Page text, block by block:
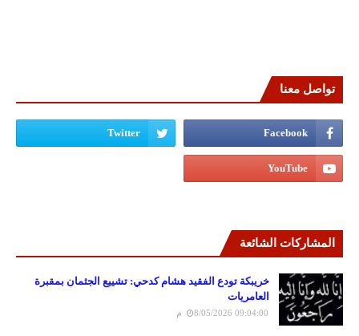
تواصل معنا
المشاركات الشائعة
خريبكة تودع الفقيد هشام كدحي: تشييع الجثمان بمقبرة
العامريات
8/05/2026 09:04:00 م